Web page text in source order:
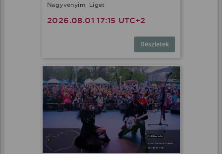
Nagyvenyim, Liget
2026.08.01 17:15 UTC+2
Részletek